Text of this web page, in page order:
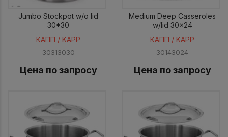
Jumbo Stockpot w/o lid
30*30
КАПП / KAPP
30313030
Цена по запросу
Medium Deep Casseroles
w/lid 30x24
КАПП / KAPP
30143024
Цена по запросу